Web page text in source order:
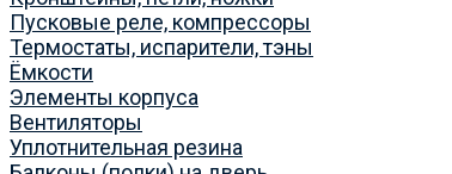
Пусковые реле, компрессоры
Термостаты, испарители, тэны
Ёмкости
Элементы корпуса
Вентиляторы
Уплотнительная резина